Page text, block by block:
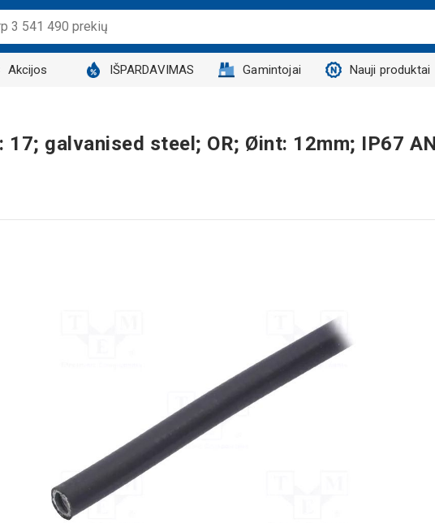
Akcijos IŠPARDAVIMAS Gamintojai Nauji produktai
galvanised steel; OR; Øint: 12mm; IP67